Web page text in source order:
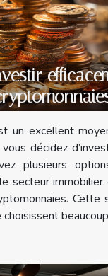
un excellent
décidez
plusieurs
secteur immobilier
Cette